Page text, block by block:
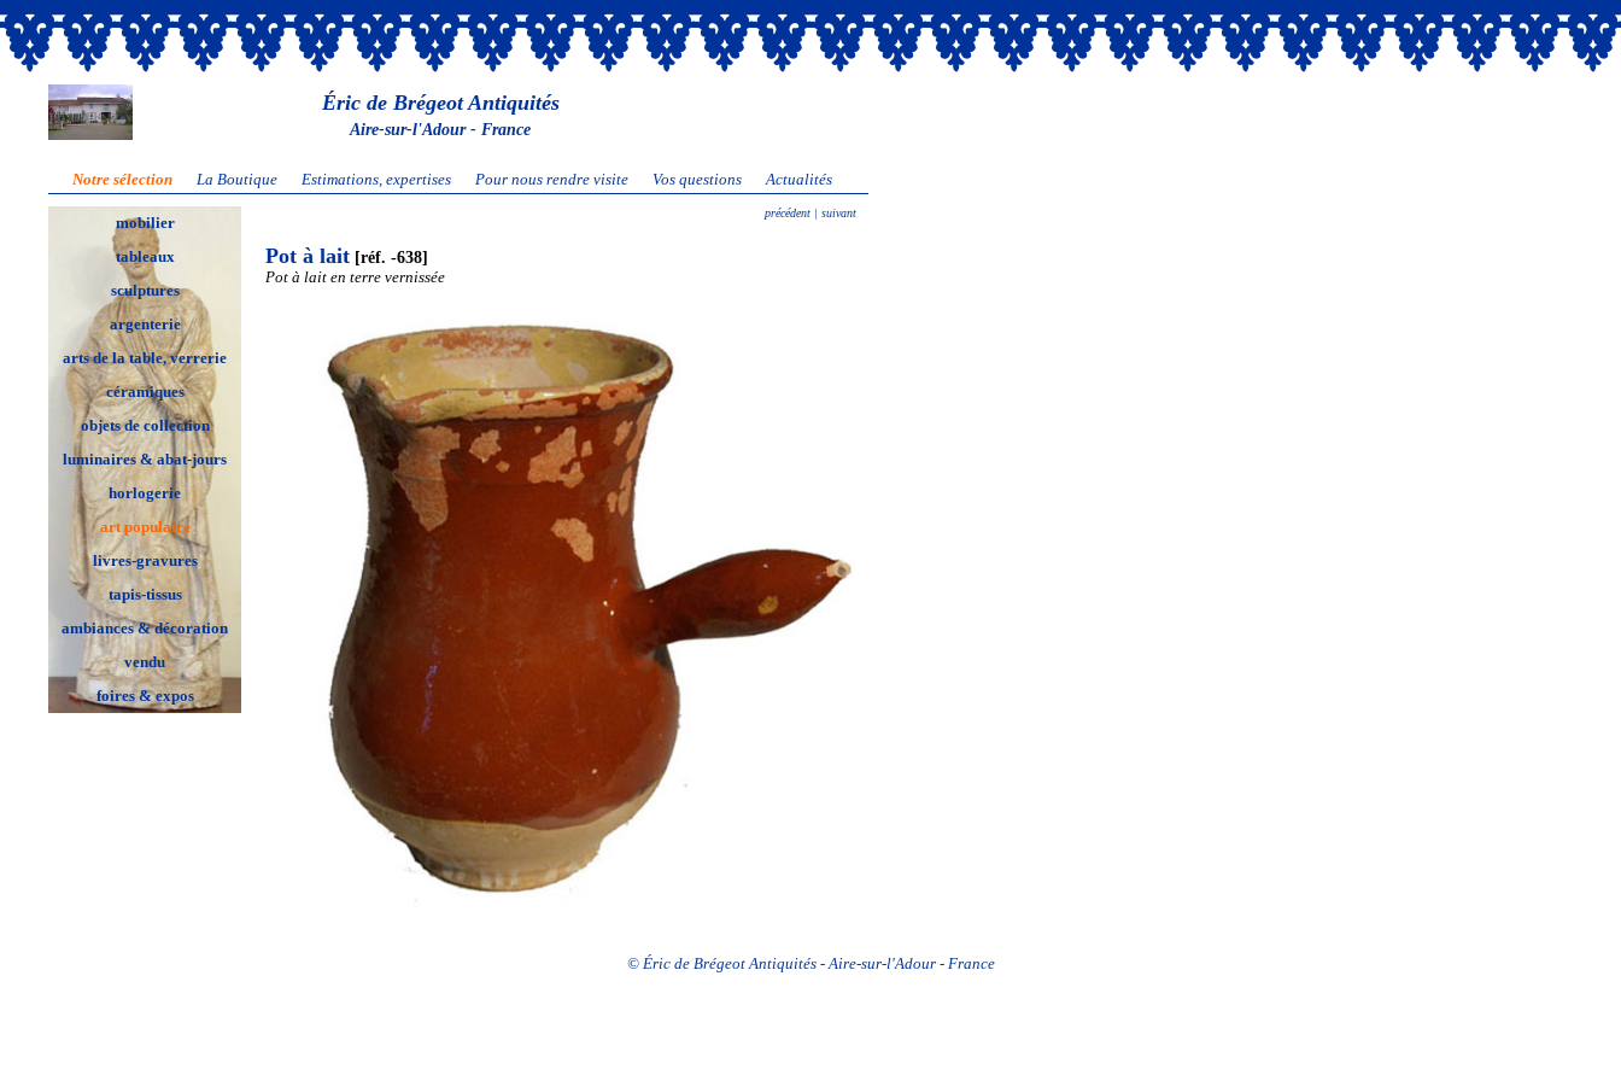
Éric de Brégeot Antiquités
Aire-sur-l'Adour - France
Notre sélection La Boutique Estimations, expertises Pour nous rendre visite Vos questions Actualités
mobilier
tableaux
sculptures
argenterie
arts de la table, verrerie
céramiques
objets de collection
luminaires & abat-jours
horlogerie
art populaire
livres-gravures
tapis-tissus
ambiances & décoration
vendu
foires & expos
précédent | suivant
Pot à lait [réf. -638]
Pot à lait en terre vernissée
© Éric de Brégeot Antiquités - Aire-sur-l'Adour - France